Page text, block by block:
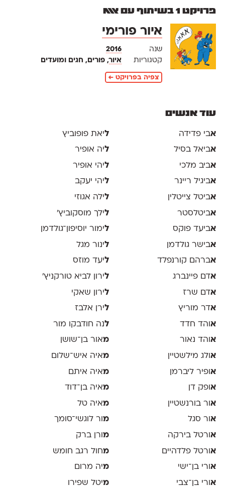
פרויקט 1 בשיתוף עם אאא
איור פורימי
שנה
2016
קטגוריות
איור, פורים, חגים ומועדים
צפיה בפרויקט ←
עוד אנשים
אבי פדידה
אביאל בסיל
אביב מלכי
אביגיל ריינר
אביטל צייטלין
אביטלסטר
אביעד פוקס
אבישר גולדמן
אברהם קורנפלד
אדם פיינברג
אדם שרז
אדר מוריץ
אוהד חדד
אוהד נאור
אולג מילשטיין
אופיר ליברמן
אופק דן
אור בורנשטיין
אור סגל
אורטל בירקה
אורטל פלדהיים
אורי בן־ישי
אורי בן־צבי
ליאת פופוביץ
ליה אופיר
ליהי אופיר
ליהי יעקב
לילה אגוזי
לילך מוסקוביץ'
לימור יוסיפון־גולדמן
לינור מגל
ליעד מוזס
לירון לביא טורקניץ׳
לירון שאקי
לירן אלבז
לנה חודבקו מור
מאור בן־שושן
מאיה איש־שלום
מאיה איתם
מאיה בן־דוד
מאיה טל
מור לוגשי־סומך
מ ורן ברק
מחול רגב חומש
מיה מרום
מיטל שפירו